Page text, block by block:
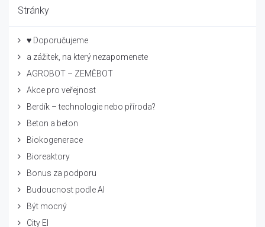
Stránky
♥ Doporučujeme
a zážitek, na který nezapomenete
AGROBOT – ZEMĚBOT
Akce pro veřejnost
Berdík – technologie nebo příroda?
Beton a beton
Biokogenerace
Bioreaktory
Bonus za podporu
Budoucnost podle AI
Být mocný
City El